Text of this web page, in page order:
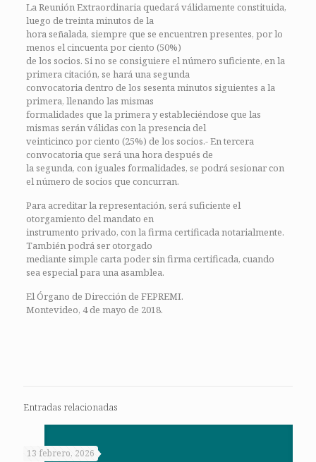
La Reunión Extraordinaria quedará válidamente constituida,
luego de treinta minutos de la
hora señalada, siempre que se encuentren presentes, por lo
menos el cincuenta por ciento (50%)
de los socios. Si no se consiguiere el número suficiente, en la
primera citación, se hará una segunda
convocatoria dentro de los sesenta minutos siguientes a la
primera, llenando las mismas
formalidades que la primera y estableciéndose que las
mismas serán válidas con la presencia del
veinticinco por ciento (25%) de los socios.- En tercera
convocatoria que será una hora después de
la segunda, con iguales formalidades, se podrá sesionar con
el número de socios que concurran.
Para acreditar la representación, será suficiente el
otorgamiento del mandato en
instrumento privado, con la firma certificada notarialmente.
También podrá ser otorgado
mediante simple carta poder sin firma certificada, cuando
sea especial para una asamblea.
El Órgano de Dirección de FEPREMI.
Montevideo, 4 de mayo de 2018.
Entradas relacionadas
13 febrero, 2026